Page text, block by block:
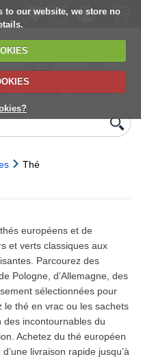
to our website, we store no
Choose your
delivery date
next orders
Thé
européens et de
et verts classiques aux
Parcourez des
Pologne, d’Allemagne, des
sélectionnées pour
le thé en vrac ou les sachets
incontournables du
Achetez du thé européen
livraison rapide jusqu’à